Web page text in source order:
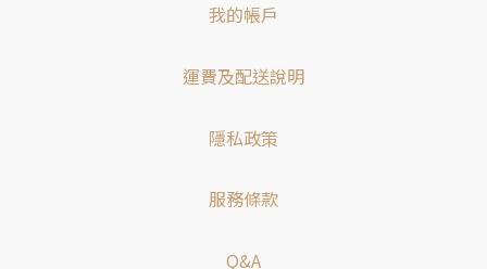
我的帳戶
運費及配送說明
隱私政策
服務條款
Q&A